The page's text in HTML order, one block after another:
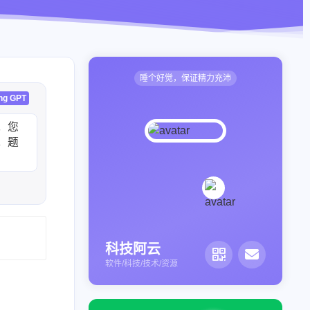
GPT
您
题
睡个好觉，保证精力充沛
科技阿云
软件/科技/技术/资源